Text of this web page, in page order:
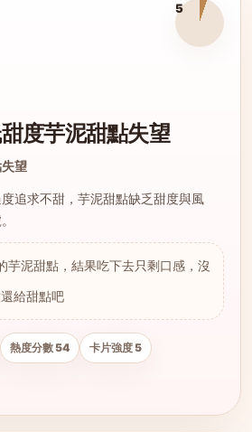
5
度芋泥甜點失望
望
追求不甜，芋泥甜點缺乏甜度與風
芋泥甜點，結果吃下去只剩口感，沒
給甜點吧
熱度分數 54 卡片強度 5